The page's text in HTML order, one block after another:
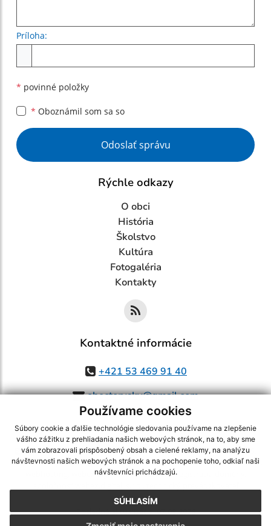
Používame cookies
Súbory cookie a ďalšie technológie sledovania používame na zlepšenie
vášho zážitku z prehliadania našich webových stránok, na to, aby sme
vám zobrazovali prispôsobený obsah a cielené reklamy, na analýzu
návštevnosti našich webových stránok a na pochopenie toho, odkiaľ naši
návštevníci prichádzajú.
SÚHLASÍM
Príloha:
* povinné položky
* Oboznámil som sa so
Google reCaptcha Response
Odoslať správu
Rýchle odkazy
O obci
História
Školstvo
Kultúra
Fotogaléria
Kontakty
Kontaktné informácie
+421 53 469 91 40
obectorysky@gmail.com
využite možnosť získavania aktuálnych informácií s využitím RSS
CMS systém (redakčný) systém ECHELON 2,Mapa stránok,web portál
webex.digital, s.r.o.,domény,registrácia domény
Posledná aktualizácia:07.08.2026